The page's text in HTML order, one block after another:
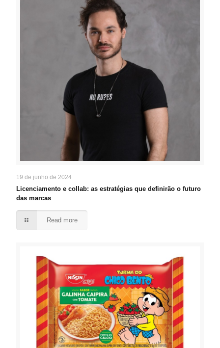
19 de junho de 2024
Licenciamento e collab: as estratégias que definirão o futuro
das marcas
Read more